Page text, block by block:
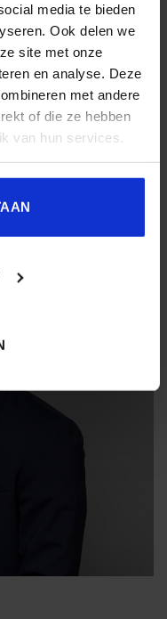
media te bieden
Ook delen we
site met onze
en analyse. Deze
met andere
of die ze hebben
van hun services.
Benelux en helpt
te helpen groeien in
Met zijn focus op
bouwt hij aan
resultaten. Hij staat
en passie voor